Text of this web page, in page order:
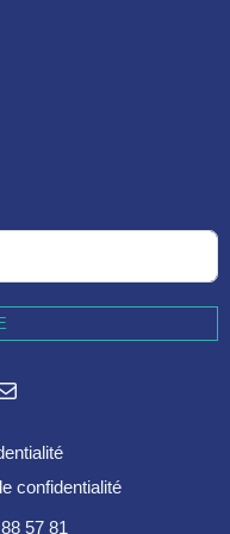
mail
confidentialité
57 81